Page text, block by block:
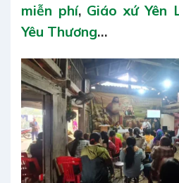
miễn phí, Giáo xứ Yên
Yêu Thương…